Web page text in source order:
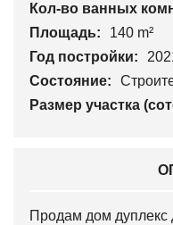
Кол-во ванных
Площадь:
140 m²
Год постройки:
Состояние:
Размер участка
Продам дом дуплекс